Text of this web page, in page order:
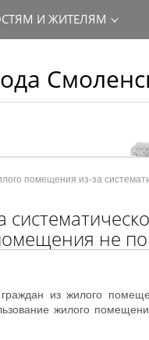
И ЖИТЕЛЯМ
помещения из-за
не
из жилого
жилого